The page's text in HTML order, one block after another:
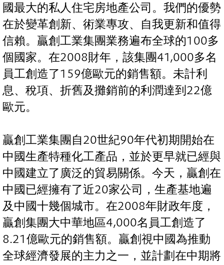
國最大的私人住宅房地產公司。我們的優勢
在於變革創新、術業專攻、自我更新和值得
信賴。贏創工業集團業務遍布全球的100多
個國家。在2008財年，該集團41,000多名
員工創造了159億歐元的銷售額。未計利
息、稅項、折舊及攤銷前的利潤達到22億
歐元。
贏創工業集團自20世紀90年代初期開始在
中國生產特種化工產品，並於更早就已經與
中國建立了廣泛的貿易關係。今天，贏創在
中國已經擁有了近20家公司，生產基地遍
及中國十幾個城市。在2008年財政年度，
贏創集團大中華地區4,000名員工創造了
8.21億歐元的銷售額。贏創視中國為推動
全球經濟發展的主力之一，並計劃在中期將